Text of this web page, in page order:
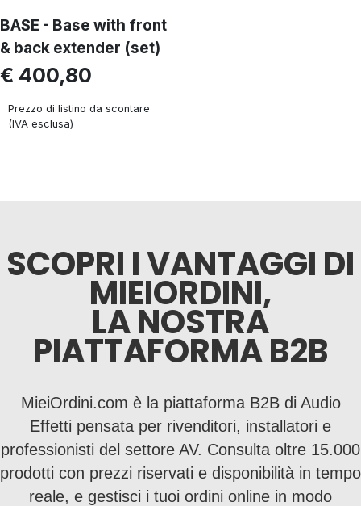
BASE - Base with front
& back extender (set)
€ 400,80
Prezzo di listino da scontare
(IVA esclusa)
SCOPRI I VANTAGGI DI
MIEIORDINI,
LA NOSTRA
PIATTAFORMA B2B
MieiOrdini.com è la piattaforma B2B di Audio
Effetti pensata per rivenditori, installatori e
professionisti del settore AV. Consulta oltre 15.000
prodotti con prezzi riservati e disponibilità in tempo
reale, e gestisci i tuoi ordini online in modo